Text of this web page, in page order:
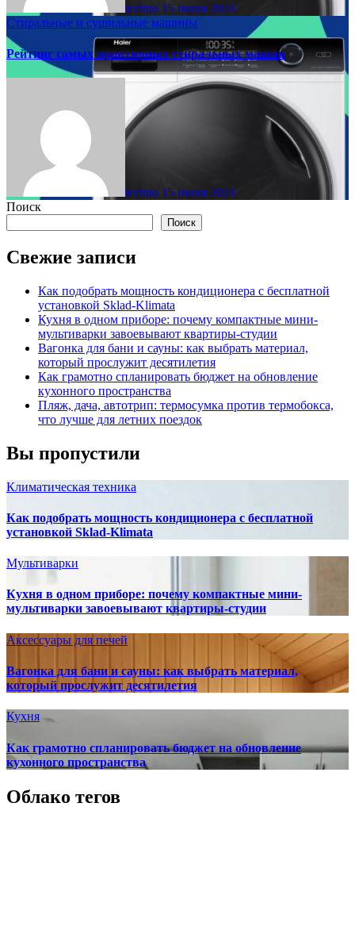
techno 15 июня 2024
Стиральные и сушильные машины
Рейтинг самых практичных стиральных машин
techno 15 июня 2024
Поиск
Поиск
Свежие записи
Как подобрать мощность кондиционера с бесплатной
установкой Sklad-Klimata
Кухня в одном приборе: почему компактные мини-
мультиварки завоевывают квартиры-студии
Вагонка для бани и сауны: как выбрать материал,
который прослужит десятилетия
Как грамотно спланировать бюджет на обновление
кухонного пространства
Пляж, дача, автотрип: термосумка против термобокса,
что лучше для летних поездок
Вы пропустили
Климатическая техника
Как подобрать мощность кондиционера с бесплатной
установкой Sklad-Klimata
Мультиварки
Кухня в одном приборе: почему компактные мини-
мультиварки завоевывают квартиры-студии
Аксессуары для печей
Вагонка для бани и сауны: как выбрать материал,
который прослужит десятилетия
Кухня
Как грамотно спланировать бюджет на обновление
кухонного пространства
Облако тегов